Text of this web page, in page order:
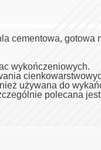
cementowa, gotowa
wykończeniowych.
używana do
polecana